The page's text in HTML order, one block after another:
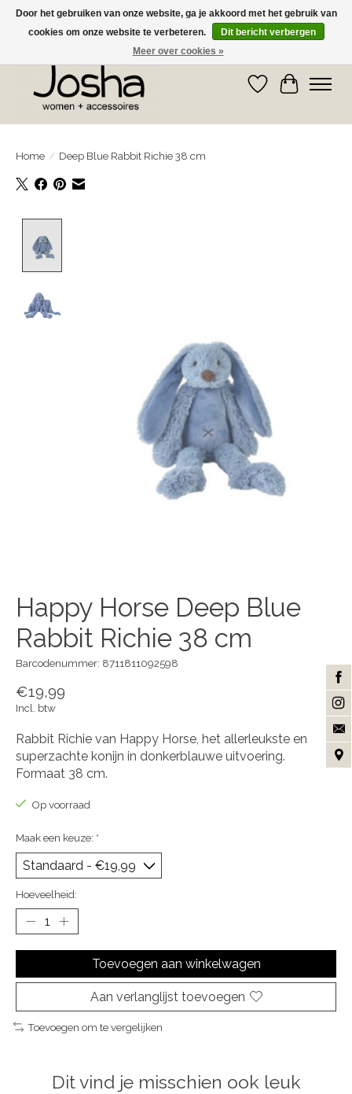
GRATIS OPHALEN IN DE WINKEL EN GRATIS VERZENDING VANAF € 75,00
Verlanglijst
Home / Deep Blue Rabbit Richie 38 cm
Happy Horse Deep Blue
Rabbit Richie 38 cm
Barcodenummer: 8711811092598
€19,99
Incl. btw
Rabbit Richie van Happy Horse, het allerleukste en
superzachte konijn in donkerblauwe uitvoering.
Formaat 38 cm.
Op voorraad
Maak een keuze: *
Hoeveelheid:
Toevoegen aan winkelwagen
Aan verlanglijst toevoegen
Toevoegen om te vergelijken
Dit vind je misschien ook leuk
Door het gebruiken van onze website, ga je akkoord met het gebruik van
cookies om onze website te verbeteren.
Dit bericht verbergen
Meer over cookies »